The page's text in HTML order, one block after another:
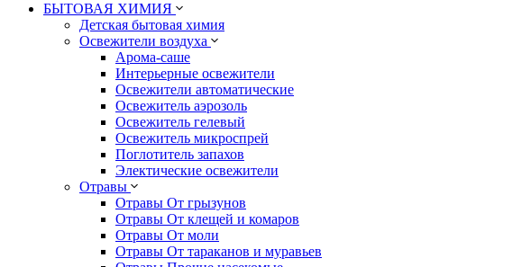
БЫТОВАЯ ХИМИЯ
Детская бытовая химия
Освежители воздуха
Арома-саше
Интерьерные освежители
Освежители автоматические
Освежитель аэрозоль
Освежитель гелевый
Освежитель микроспрей
Поглотитель запахов
Электические освежители
Отравы
Отравы От грызунов
Отравы От клещей и комаров
Отравы От моли
Отравы От тараканов и муравьев